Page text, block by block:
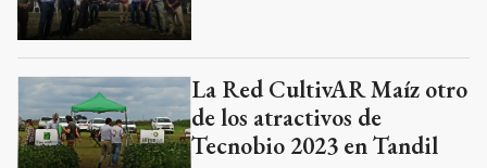
La Red CultivAR Maíz otro
de los atractivos de
Tecnobio 2023 en Tandil